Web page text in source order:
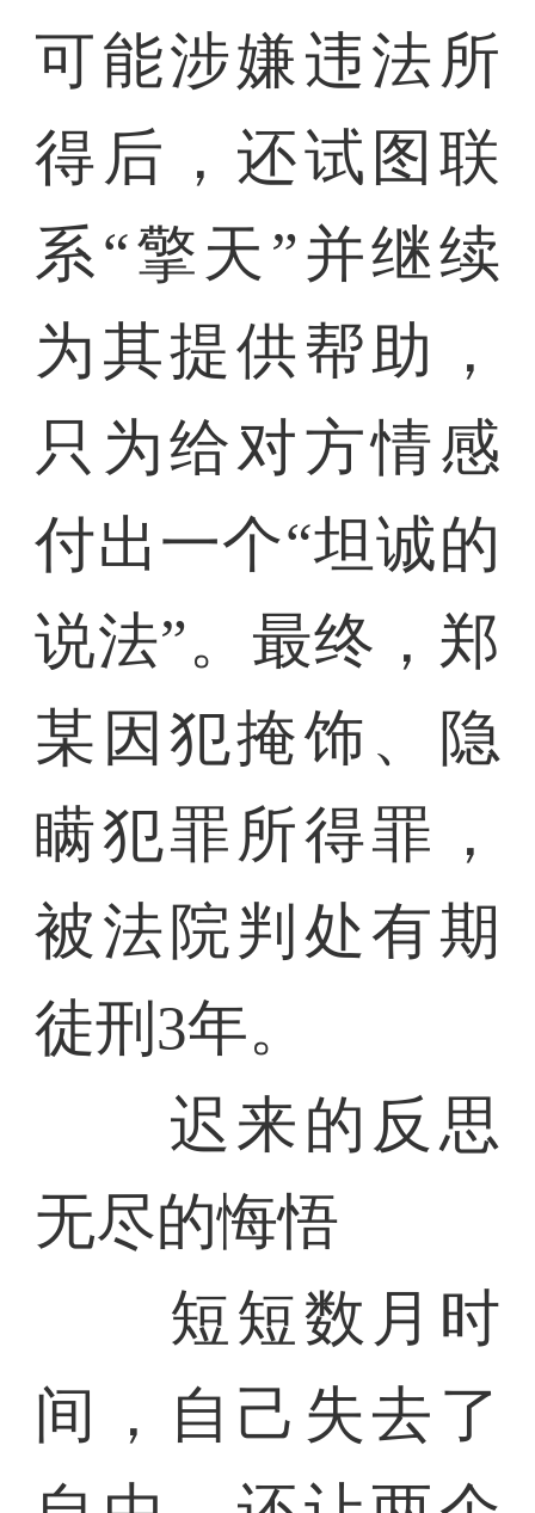
可能涉嫌违法所
得后，还试图联
系“擎天”并继续
为其提供帮助，
只为给对方情感
付出一个“坦诚的
说法”。最终，郑
某因犯掩饰、隐
瞒犯罪所得罪，
被法院判处有期
徒刑3年。
迟来的反思
无尽的悔悟
短短数月时
间，自己失去了